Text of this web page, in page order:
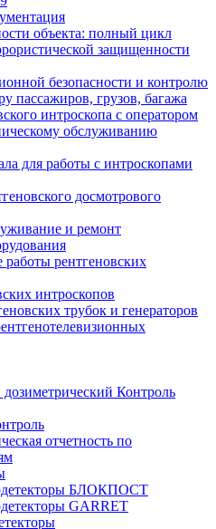
объекта: полный цикл
защищенности
безопасности и контролю
пассажиров, грузов, багажа
интроскопа с оператором
обслуживанию
для работы с интроскопами
досмотрового
и ремонт
рентгеновских
интроскопов
трубок и генераторов
Контроль
отчетность по
БЛОКПОСТ
GARRET